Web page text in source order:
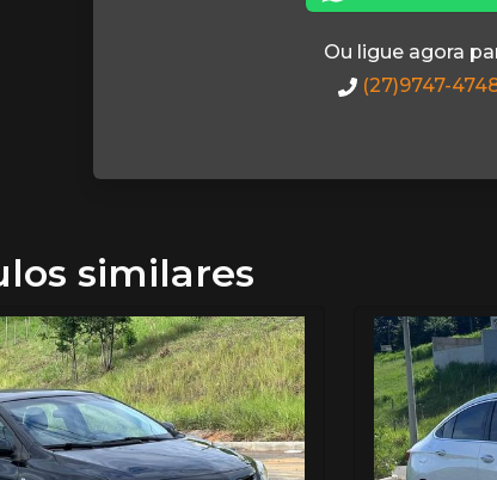
Ou ligue agora
(27)9747-
similares